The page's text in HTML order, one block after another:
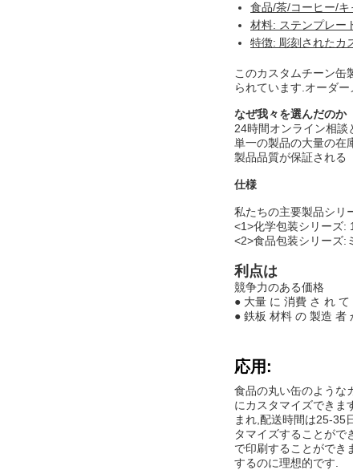
食品/茶/コーヒー/
材料: ステンプレー
特徴: 彫刻されたカ
このカスタムチーン缶
られています.オーダ
なぜ我々を選んだのか
24時間オンライン相談
単一の製品の大量の在
製品品質が保証される
仕様
私たちの主要製品シリ
<1>化学包装シリーズ:
<2>食品包装シリーズ:
利点は
競争力のある価格
● 大量 に 消費 さ れ
● 鉄板 材料 の 製造 者
応用:
食品の丸い缶のような
にカスタマイズできま
まれ,配送時間は25-35
タマイズすることがで
で印刷することができ
するのに理想的です.